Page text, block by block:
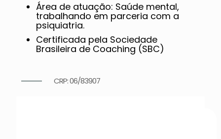
Área de atuação: Saúde mental,
trabalhando em parceria com a
psiquiatria.
Certificada pela Sociedade
Brasileira de Coaching (SBC)
CRP: 06/83907